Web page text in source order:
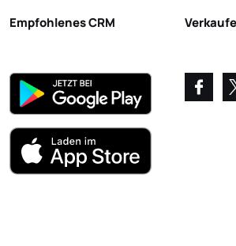
Empfohlenes CRM